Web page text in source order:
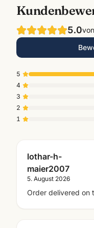
5.0von
5
4
3
2
1
lothar-h-
maier2007
5. August 2026
Order delivered on